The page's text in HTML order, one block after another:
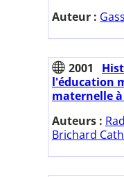
Auteur :
2001
l'éducation
maternelle
Auteurs :
Brichard